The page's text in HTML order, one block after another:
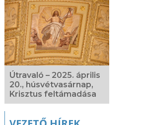
Útravaló – 2025. április
20., húsvétvasárnap,
Krisztus feltámadása